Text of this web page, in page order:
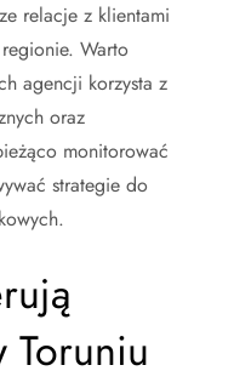
relacje z klientami
Warto
agencji korzysta z
oraz
monitorować
strategie do
Toruniu